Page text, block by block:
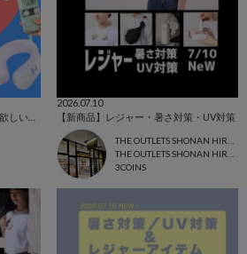
2026.07.10
【新商品】レジャー・暑さ対策・UV対策
3COINS